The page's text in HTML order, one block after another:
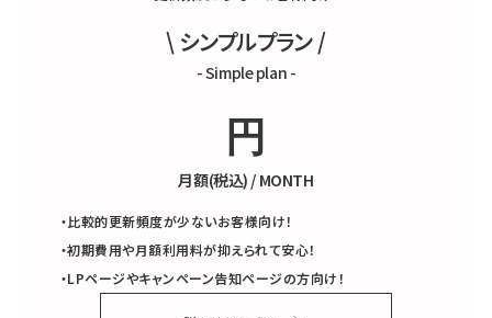
\ シンプルプラン /
- Simple plan -
円
月額(税込) / MONTH
・比較的更新頻度が少ないお客様向け！
・初期費用や月額利用料が抑えられて安心！
・LPページやキャンペーン告知ページの方向け！